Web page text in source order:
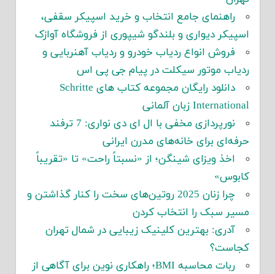
راهنمای جامع انتخاب و خرید اسپیکر سقفی،
اسپیکر دیواری و بلندگو شیپوری از فروشگاه آوازک
فروش انواع ردیاب خودرو و ردیاب آهنربایی و
ردیاب موتور سیکلت در پیام جی پی اس
دانلود رایگان مجموعه کتاب های Schritte
International زبان آلمانی
نورپردازی مخفی با ال ای دی نواری: 7 ترفند
حرفه‌ای برای خانه‌های مدرن ایرانی
اخذ ویزای شینگن؛ از «نسبتاً راحت» تا «تقریباً
کابوس»
چرا زنان 2025 روتین‌های سخت را کنار گذاشتن و
مسیر سبک را انتخاب کردن
آدری: بهترین کلینیک زیبایی در شمال تهران
کجاست؟
ربات محاسبه BMI؛ راهکاری نوین برای آگاهی از